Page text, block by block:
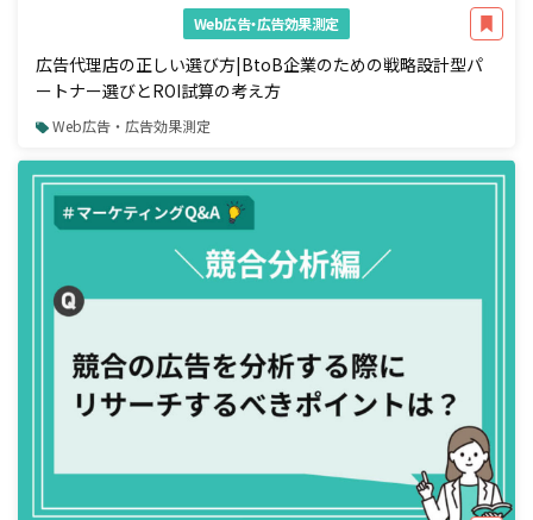
Web広告・広告効果測定
広告代理店の正しい選び方|BtoB企業のための戦略設計型パ
ートナー選びとROI試算の考え方
Web広告・広告効果測定